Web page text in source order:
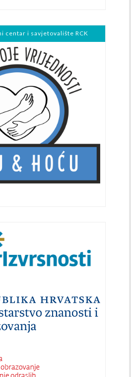
centar i savjetovalište RCK